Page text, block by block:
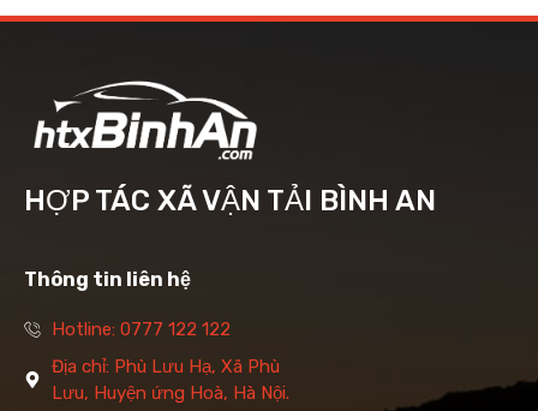
HỢP TÁC XÃ VẬN TẢI BÌNH AN
Thông tin liên hệ
Hotline: 0777 122 122
Địa chỉ: Phù Lưu Hạ, Xã Phù
Lưu, Huyện ứng Hoà, Hà Nội.